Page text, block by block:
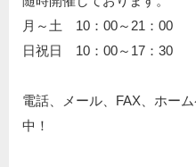
月～土 10：00～21：00
日祝日 10：00～17：30
電話、メール、FAX、ホー
中！